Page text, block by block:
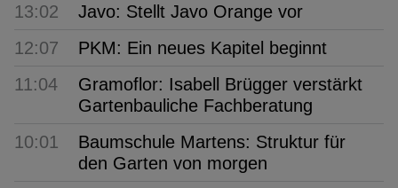
13:02
Javo: Stellt Javo Orange vor
12:07
PKM: Ein neues Kapitel beginnt
11:04
Gramoflor: Isabell Brügger verstärkt
Gartenbauliche Fachberatung
10:01
Baumschule Martens: Struktur für
den Garten von morgen